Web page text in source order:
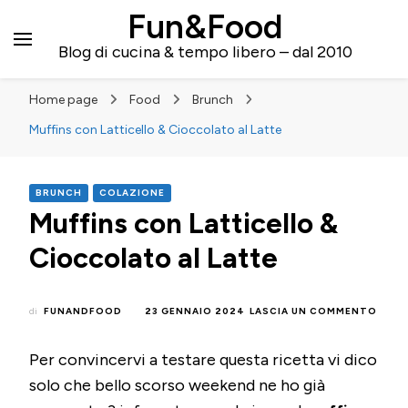
Fun&Food
Blog di cucina & tempo libero – dal 2010
Home page Food
Brunch
Muffins con Latticello & Cioccolato al Latte
BRUNCH COLAZIONE
Muffins con Latticello &
Cioccolato al Latte
di FUNANDFOOD 23 GENNAIO 2024 LASCIA UN COMMENTO
Per convincervi a testare questa ricetta vi dico
solo che bello scorso weekend ne ho già